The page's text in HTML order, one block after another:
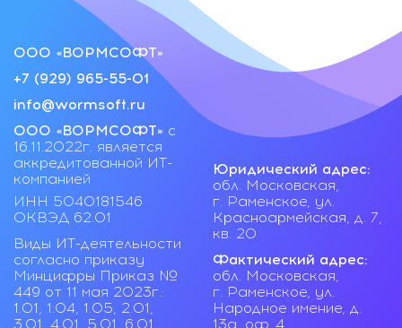
ООО «ВОРМСОФТ»
+7 (929) 965-55-01
info@wormsoft.ru
ООО «ВОРМСОФТ» с
16.11.2022г. является
аккредитованной ИТ-
компанией
ИНН 5040181546
ОКВЭД 62.01
Виды ИТ-деятельности
согласно приказу
Минцифры Приказ №
449 от 11 мая 2023г.:
1.01, 1.04, 1.05, 2.01,
3.01, 4.01, 5.01, 6.01
Юридический адрес:
обл. Московская,
г. Раменское, ул.
Красноармейская, д. 7,
кв. 20
Фактический адрес:
обл. Московская,
г. Раменское, ул.
Народное имение, д.
13а, оф. 4